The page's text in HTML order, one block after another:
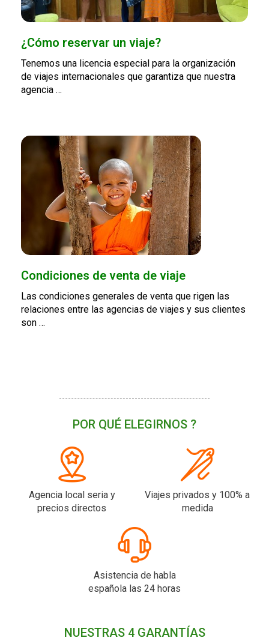
¿Cómo reservar un viaje?
Tenemos una licencia especial para la organización
de viajes internacionales que garantiza que nuestra
agencia …
Condiciones de venta de viaje
Las condiciones generales de venta que rigen las
relaciones entre las agencias de viajes y sus clientes
son …
POR QUÉ ELEGIRNOS ?
Agencia local seria y
precios directos
Viajes privados y 100% a
medida
Asistencia de habla
española las 24 horas
NUESTRAS 4 GARANTÍAS